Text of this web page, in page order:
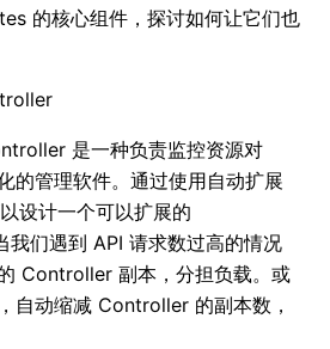
的核心组件，探讨如何让它们也
是一种负责监控资源对
的管理软件。通过使用自动扩展
设计一个可以扩展的
们遇到 API 请求数过高的情况
Controller 副本，分担负载。或
自动缩减 Controller 的副本数，